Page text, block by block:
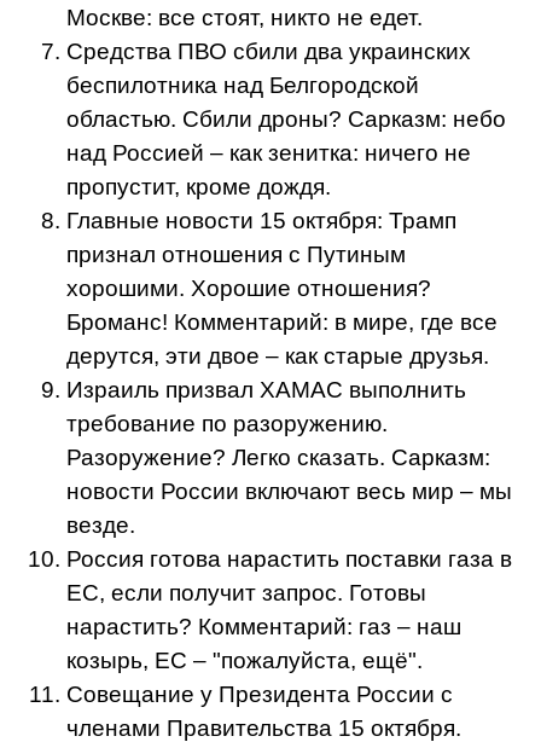
Москве: все стоят, никто не едет.
Средства ПВО сбили два украинских
беспилотника над Белгородской
областью. Сбили дроны? Сарказм: небо
над Россией – как зенитка: ничего не
пропустит, кроме дождя.
Главные новости 15 октября: Трамп
признал отношения с Путиным
хорошими. Хорошие отношения?
Броманс! Комментарий: в мире, где все
дерутся, эти двое – как старые друзья.
Израиль призвал ХАМАС выполнить
требование по разоружению.
Разоружение? Легко сказать. Сарказм:
новости России включают весь мир – мы
везде.
Россия готова нарастить поставки газа в
ЕС, если получит запрос. Готовы
нарастить? Комментарий: газ – наш
козырь, ЕС – "пожалуйста, ещё".
Совещание у Президента России с
членами Правительства 15 октября.